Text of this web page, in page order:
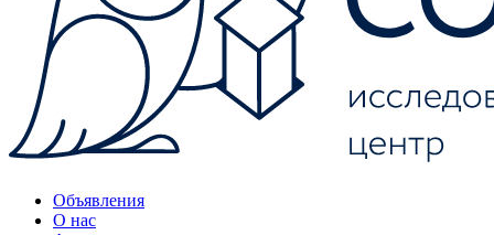
Объявления
О нас